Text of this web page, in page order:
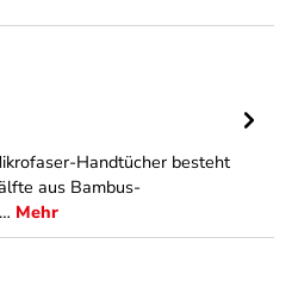
Handtücher besteht
aus Bambus-
Mehr